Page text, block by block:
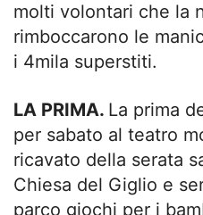
molti volontari che la
rimboccarono le
i 4mila superstiti.
LA PRIMA. La prima
per sabato al teatro
ricavato della serata
Chiesa del Giglio e
parco giochi per i